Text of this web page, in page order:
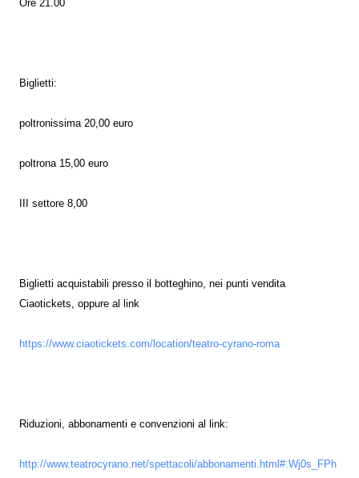
Ore 21.00
Biglietti:
poltronissima 20,00 euro
poltrona 15,00 euro
III settore 8,00
Biglietti acquistabili presso il botteghino, nei punti vendita
Ciaotickets, oppure al link
https://www.ciaotickets.com/location/teatro-cyrano-roma
Riduzioni, abbonamenti e convenzioni al link:
http://www.teatrocyrano.net/spettacoli/abbonamenti.html#.Wj0s_FPh